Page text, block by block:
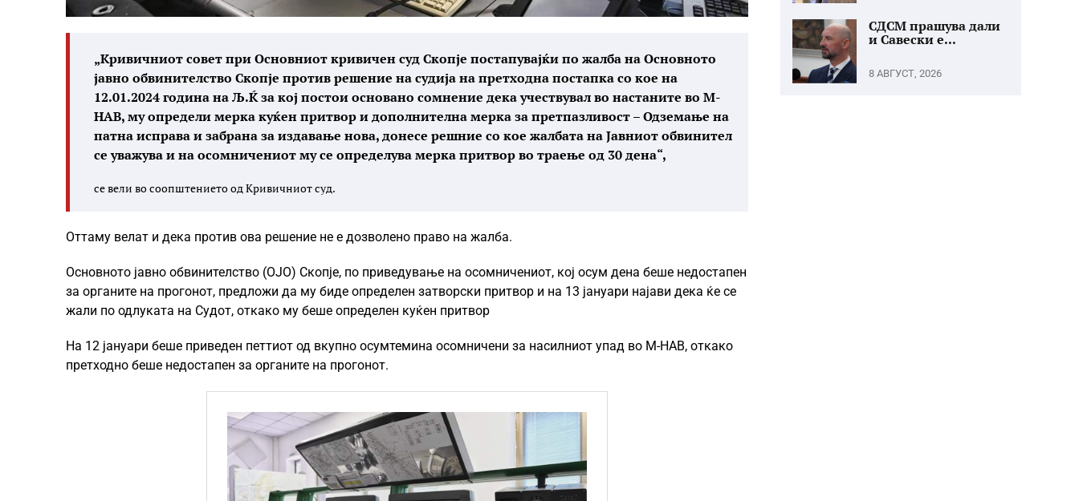
„Кривичниот совет при Основниот кривичен суд Скопје постапувајќи по жалба на Основното
јавно обвинителство Скопје против решение на судија на претходна постапка со кое на
12.01.2024 година на Љ.Ќ за кој постои основано сомнение дека учествувал во настаните во М-
НАВ, му определи мерка куќен притвор и дополнителна мерка за претпазливост – Одземање на
патна исправа и забрана за издавање нова, донесе решние со кое жалбата на Јавниот обвинител
се уважува и на осомничениот му се определува мерка притвор во траење од 30 дена“,
се вели во соопштението од Кривичниот суд.
Оттаму велат и дека против ова решение не е дозволено право на жалба.
Основното јавно обвинителство (ОЈО) Скопје, по приведување на осомничениот, кој осум дена беше недостапен
за органите на прогонот, предложи да му биде определен затворски притвор и на 13 јануари најави дека ќе се
жали по одлуката на Судот, откако му беше определен куќен притвор
На 12 јануари беше приведен петтиот од вкупно осумтемина осомничени за насилниот упад во М-НАВ, откако
претходно беше недостапен за органите на прогонот.
СДСМ прашува дали
и Савески е...
8 АВГУСТ, 2026